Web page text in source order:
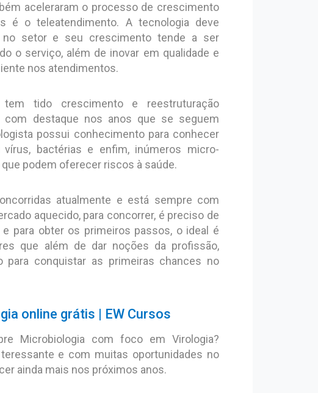
aceleraram o processo de crescimento
é o teleatendimento. A tecnologia deve
no setor e seu crescimento tende a ser
o serviço, além de inovar em qualidade e
nos atendimentos.
tido crescimento e reestruturação
com destaque nos anos que se seguem
possui conhecimento para conhecer
bactérias e enfim, inúmeros micro-
podem oferecer riscos à saúde.
atualmente e está sempre com
aquecido, para concorrer, é preciso de
para obter os primeiros passos, o ideal é
que além de dar noções da profissão,
para conquistar as primeiras chances no
online grátis | EW Cursos
Microbiologia com foco em Virologia?
e com muitas oportunidades no
ainda mais nos próximos anos.